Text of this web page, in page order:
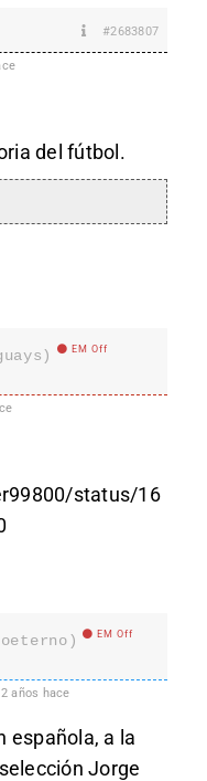
#2683807
del fútbol.
EM Off
status/16
EM Off
2 años hace
española, a la
Jorge